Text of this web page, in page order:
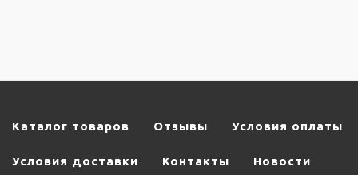
Каталог товаров Отзывы Условия оплаты
Условия доставки Контакты Новости